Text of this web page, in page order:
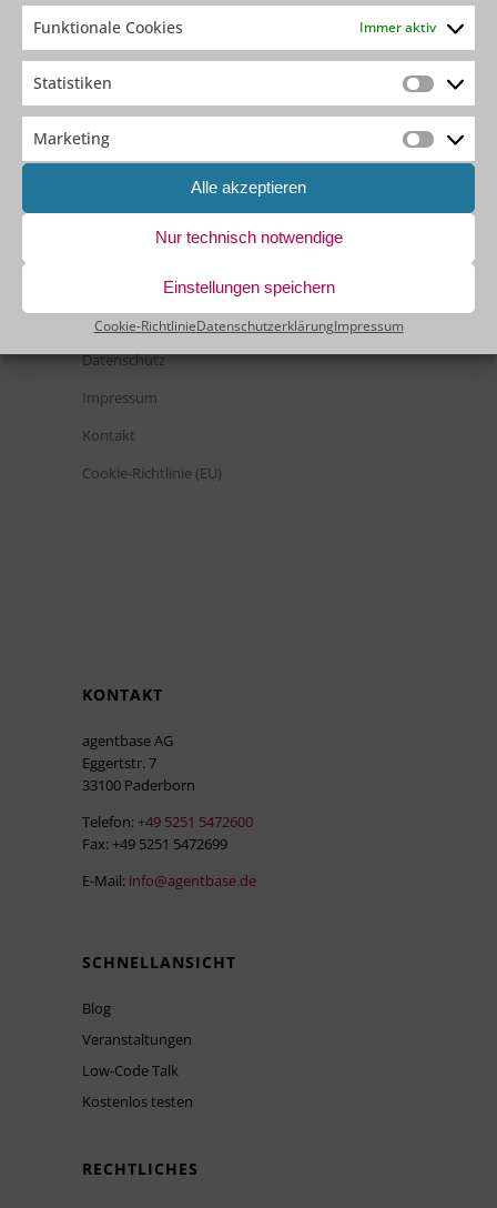
Funktionale Cookies Immer aktiv
Statistiken
Marketing
Alle akzeptieren
Nur technisch notwendige
Einstellungen speichern
Cookie-RichtlinieDatenschutzerklärungImpressum
KEINEN PASSENDEN TERMIN
GEFUNDEN?
Camps auch als individuelle Kurse bei Ihnen im
Hause an.
Sprechen Sie uns hierzu gerne direkt an
Datenschutz
Impressum
Kontakt
Cookie-Richtlinie (EU)
KONTAKT
agentbase AG
Eggertstr. 7
33100 Paderborn
Telefon: +49 5251 5472600
Fax: +49 5251 5472699
E-Mail: info@agentbase.de
SCHNELLANSICHT
Blog
Veranstaltungen
Low-Code Talk
Kostenlos testen
RECHTLICHES